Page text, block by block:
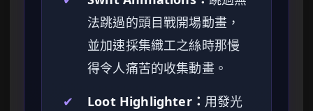
法跳過的頭目戰開場動畫，
並加速採集織工之絲時那慢
得令人痛苦的收集動畫。
✔
Loot Highlighter： 用發光